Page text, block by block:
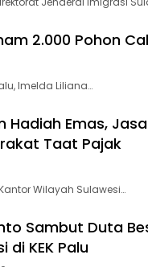
2.000 Pohon
Imelda Liliana…
Hadiah Emas,
Taat Pajak
Wilayah Sulawesi…
Sambut Duta
di KEK Palu